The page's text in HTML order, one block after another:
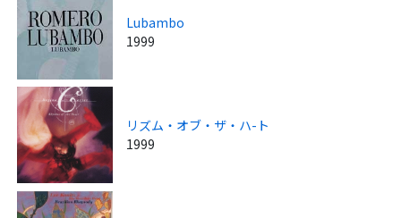
Lubambo
1999
リズム・オブ・ザ・ハ-ト
1999